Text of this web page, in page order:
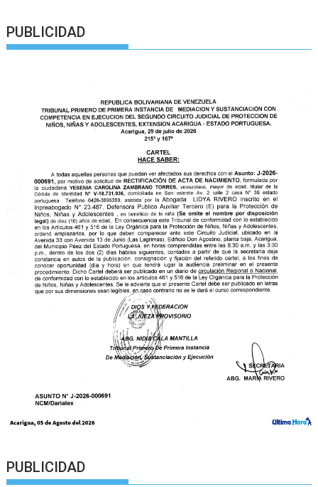
PUBLICIDAD
PUBLICIDAD